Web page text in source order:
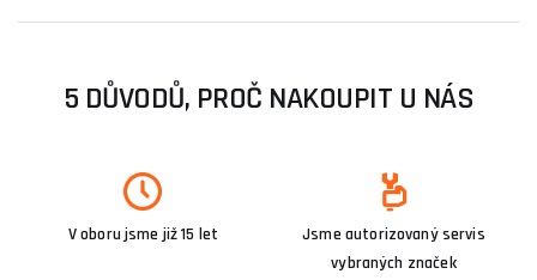
5 DŮVODŮ, PROČ NAKOUPIT U NÁS
V oboru jsme již 15 let
Jsme autorizovaný servis
vybraných značek